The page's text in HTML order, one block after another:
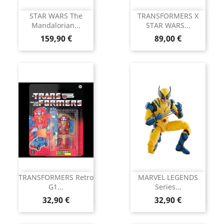
STAR WARS The
Mandalorian...
Prix
159,90 €
TRANSFORMERS X
STAR WARS...
Prix
89,00 €
TRANSFORMERS Retro
G1...
Prix
32,90 €
MARVEL LEGENDS
Series...
Prix
32,90 €